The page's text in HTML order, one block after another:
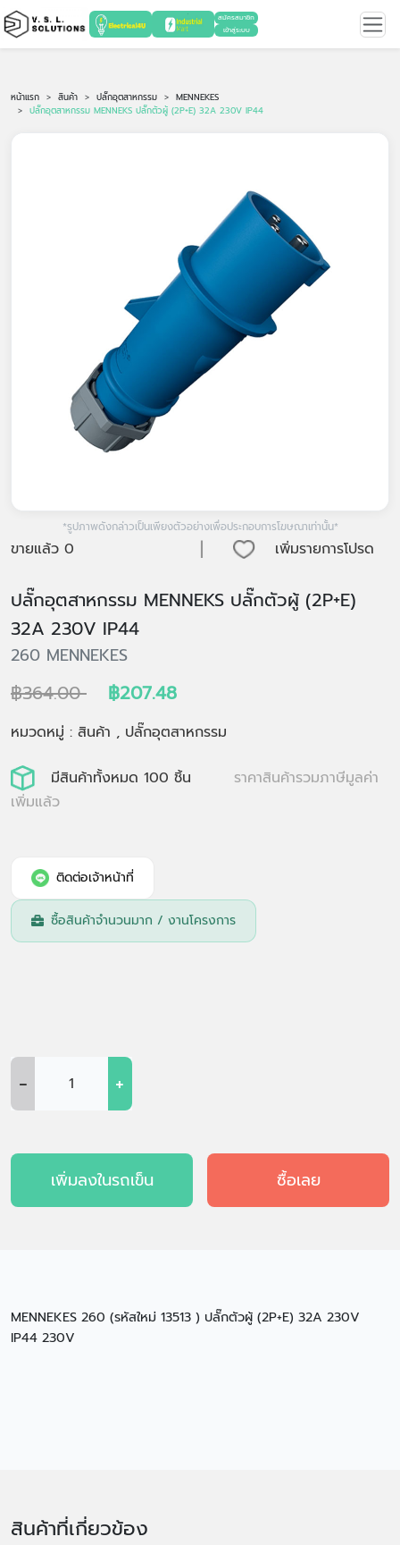
สมัครสมาชิก
เข้าสู่ระบบ
หน้าแรก สินค้า ปลั๊กอุตสาหกรรม
MENNEKES
ปลั๊กอุตสาหกรรม MENNEKS ปลั๊กตัวผู้ (2P+E) 32A 230V IP44
*รูปภาพดังกล่าวเป็นเพียงตัวอย่างเพื่อประกอบการโฆษณาเท่านั้น*
ขายแล้ว 0 | เพิ่มรายการโปรด
ปลั๊กอุตสาหกรรม MENNEKS ปลั๊กตัวผู้ (2P+E)
32A 230V IP44
260 MENNEKES
฿364.00 ฿207.48
หมวดหมู่ : สินค้า , ปลั๊กอุตสาหกรรม
มีสินค้าทั้งหมด 100 ชิ้น
ราคาสินค้ารวมภาษีมูลค่า
เพิ่มแล้ว
ติดต่อเจ้าหน้าที่
ซื้อสินค้าจำนวนมาก / งานโครงการ
- +
เพิ่มลงในรถเข็น ซื้อเลย
MENNEKES 260 (รหัสใหม่ 13513 ) ปลั๊กตัวผู้ (2P+E) 32A 230V
IP44 230V
สินค้าที่เกี่ยวข้อง